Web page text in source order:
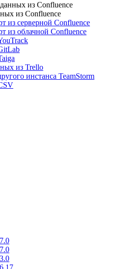
из Confluence
из Confluence
из серверной Confluence
из облачной Confluence
из Trello
инстанса TeamStorm